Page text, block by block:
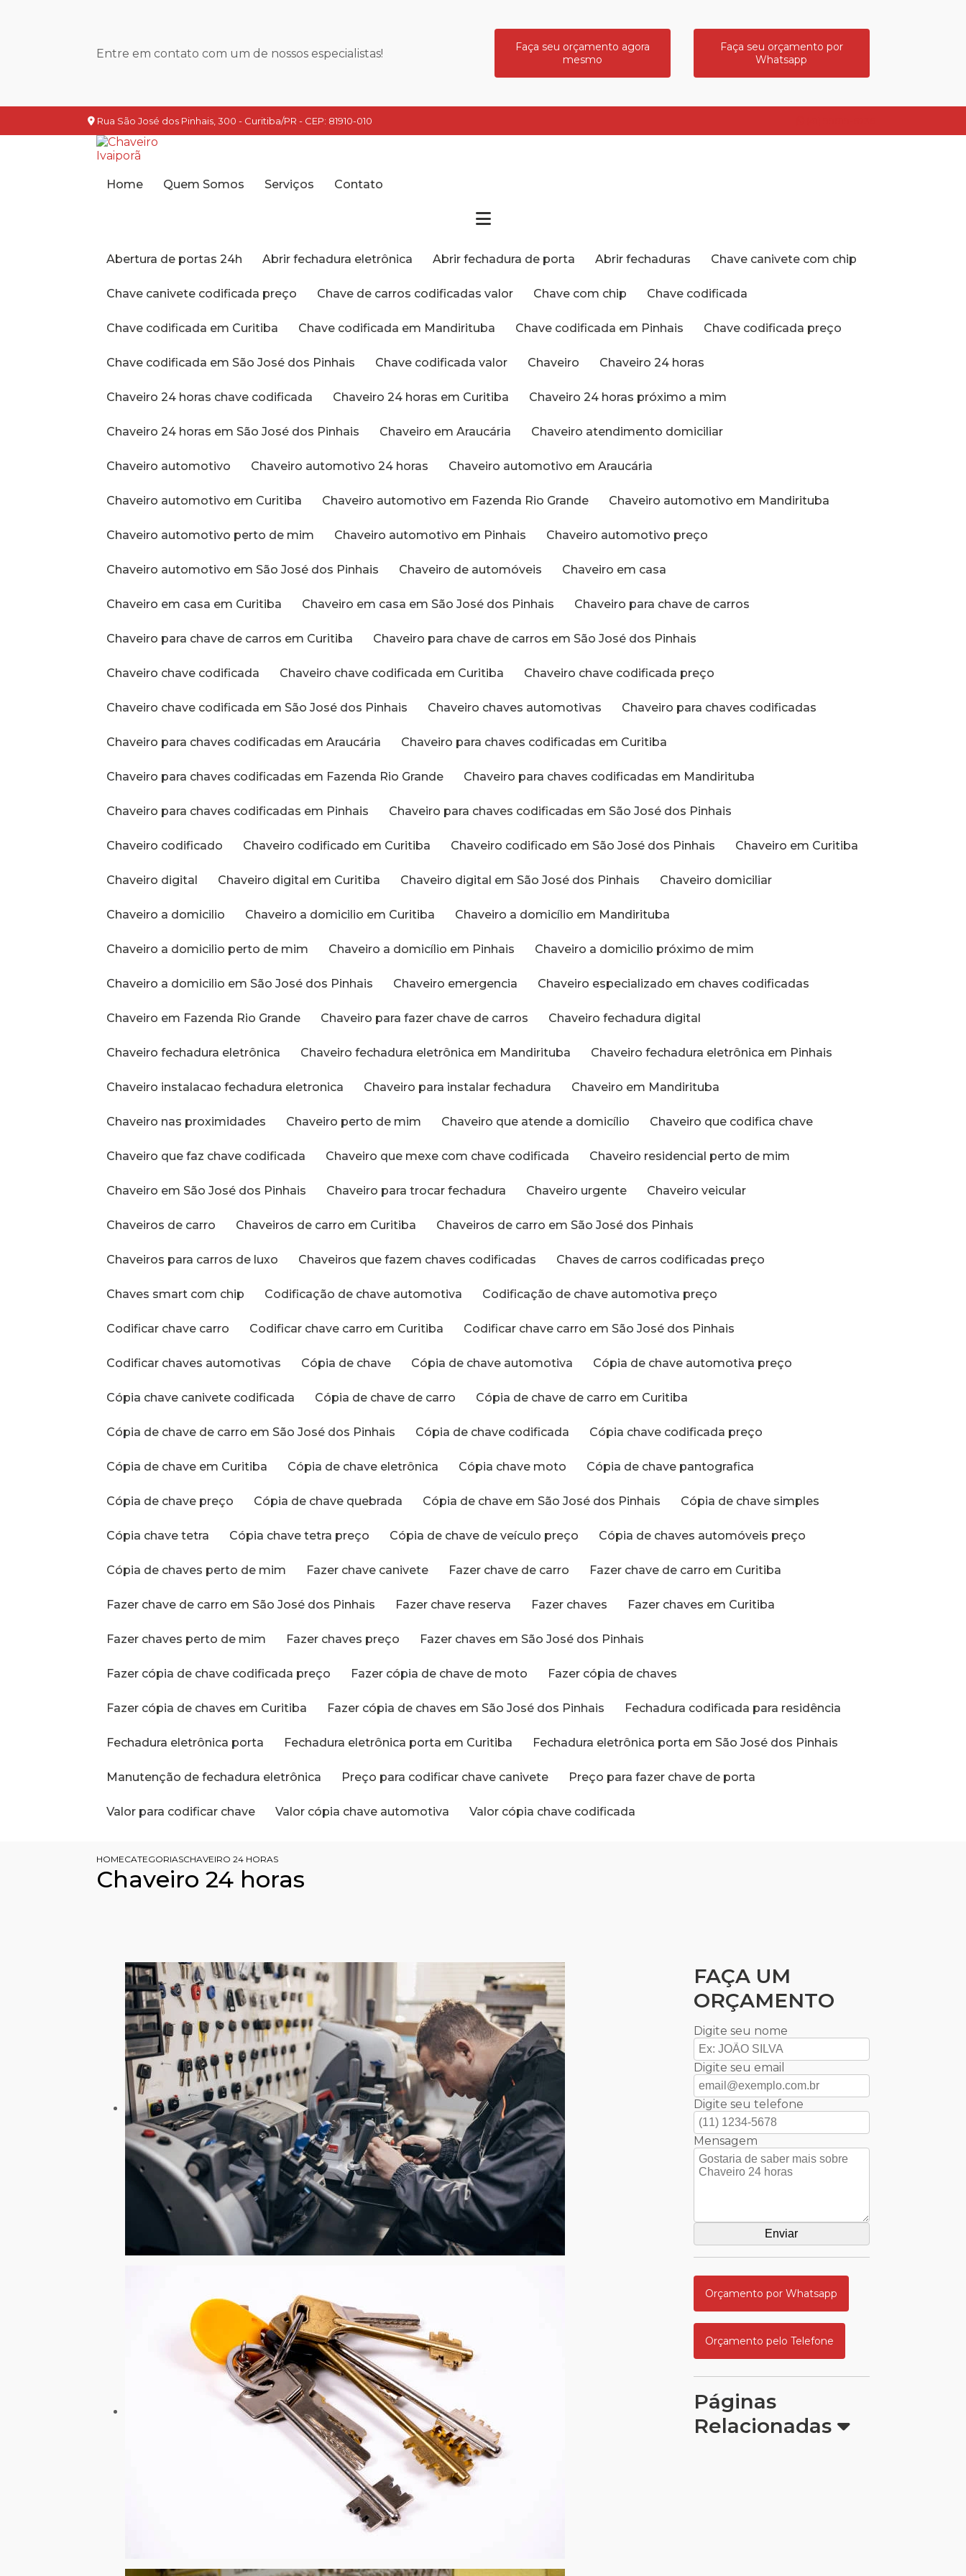
Entre em contato com um de nossos especialistas!
Faça seu orçamento agora
mesmo
Faça seu orçamento por
Whatsapp
Rua São José dos Pinhais, 300 - Curitiba/PR - CEP: 81910-010
Home Quem Somos Serviços Contato
Abertura de portas 24h Abrir fechadura eletrônica Abrir fechadura de porta Abrir fechaduras Chave canivete com chip
Chave canivete codificada preço Chave de carros codificadas valor Chave com chip Chave codificada
Chave codificada em Curitiba Chave codificada em Mandirituba Chave codificada em Pinhais Chave codificada preço
Chave codificada em São José dos Pinhais Chave codificada valor Chaveiro Chaveiro 24 horas
Chaveiro 24 horas chave codificada Chaveiro 24 horas em Curitiba Chaveiro 24 horas próximo a mim
Chaveiro 24 horas em São José dos Pinhais Chaveiro em Araucária Chaveiro atendimento domiciliar
Chaveiro automotivo Chaveiro automotivo 24 horas Chaveiro automotivo em Araucária
Chaveiro automotivo em Curitiba Chaveiro automotivo em Fazenda Rio Grande Chaveiro automotivo em Mandirituba
Chaveiro automotivo perto de mim Chaveiro automotivo em Pinhais Chaveiro automotivo preço
Chaveiro automotivo em São José dos Pinhais Chaveiro de automóveis Chaveiro em casa
Chaveiro em casa em Curitiba Chaveiro em casa em São José dos Pinhais Chaveiro para chave de carros
Chaveiro para chave de carros em Curitiba Chaveiro para chave de carros em São José dos Pinhais
Chaveiro chave codificada Chaveiro chave codificada em Curitiba Chaveiro chave codificada preço
Chaveiro chave codificada em São José dos Pinhais Chaveiro chaves automotivas Chaveiro para chaves codificadas
Chaveiro para chaves codificadas em Araucária Chaveiro para chaves codificadas em Curitiba
Chaveiro para chaves codificadas em Fazenda Rio Grande Chaveiro para chaves codificadas em Mandirituba
Chaveiro para chaves codificadas em Pinhais Chaveiro para chaves codificadas em São José dos Pinhais
Chaveiro codificado Chaveiro codificado em Curitiba Chaveiro codificado em São José dos Pinhais Chaveiro em Curitiba
Chaveiro digital Chaveiro digital em Curitiba Chaveiro digital em São José dos Pinhais Chaveiro domiciliar
Chaveiro a domicilio Chaveiro a domicilio em Curitiba Chaveiro a domicílio em Mandirituba
Chaveiro a domicilio perto de mim Chaveiro a domicílio em Pinhais Chaveiro a domicilio próximo de mim
Chaveiro a domicilio em São José dos Pinhais Chaveiro emergencia Chaveiro especializado em chaves codificadas
Chaveiro em Fazenda Rio Grande Chaveiro para fazer chave de carros Chaveiro fechadura digital
Chaveiro fechadura eletrônica Chaveiro fechadura eletrônica em Mandirituba Chaveiro fechadura eletrônica em Pinhais
Chaveiro instalacao fechadura eletronica Chaveiro para instalar fechadura Chaveiro em Mandirituba
Chaveiro nas proximidades Chaveiro perto de mim Chaveiro que atende a domicílio Chaveiro que codifica chave
Chaveiro que faz chave codificada Chaveiro que mexe com chave codificada Chaveiro residencial perto de mim
Chaveiro em São José dos Pinhais Chaveiro para trocar fechadura Chaveiro urgente Chaveiro veicular
Chaveiros de carro Chaveiros de carro em Curitiba Chaveiros de carro em São José dos Pinhais
Chaveiros para carros de luxo Chaveiros que fazem chaves codificadas Chaves de carros codificadas preço
Chaves smart com chip Codificação de chave automotiva Codificação de chave automotiva preço
Codificar chave carro Codificar chave carro em Curitiba Codificar chave carro em São José dos Pinhais
Codificar chaves automotivas Cópia de chave Cópia de chave automotiva Cópia de chave automotiva preço
Cópia chave canivete codificada Cópia de chave de carro Cópia de chave de carro em Curitiba
Cópia de chave de carro em São José dos Pinhais Cópia de chave codificada Cópia chave codificada preço
Cópia de chave em Curitiba Cópia de chave eletrônica Cópia chave moto Cópia de chave pantografica
Cópia de chave preço Cópia de chave quebrada Cópia de chave em São José dos Pinhais Cópia de chave simples
Cópia chave tetra Cópia chave tetra preço Cópia de chave de veículo preço Cópia de chaves automóveis preço
Cópia de chaves perto de mim Fazer chave canivete Fazer chave de carro Fazer chave de carro em Curitiba
Fazer chave de carro em São José dos Pinhais Fazer chave reserva Fazer chaves Fazer chaves em Curitiba
Fazer chaves perto de mim Fazer chaves preço Fazer chaves em São José dos Pinhais
Fazer cópia de chave codificada preço Fazer cópia de chave de moto Fazer cópia de chaves
Fazer cópia de chaves em Curitiba Fazer cópia de chaves em São José dos Pinhais Fechadura codificada para residência
Fechadura eletrônica porta Fechadura eletrônica porta em Curitiba Fechadura eletrônica porta em São José dos Pinhais
Manutenção de fechadura eletrônica Preço para codificar chave canivete Preço para fazer chave de porta
Valor para codificar chave Valor cópia chave automotiva Valor cópia chave codificada
HOMECATEGORIASCHAVEIRO 24 HORAS
Chaveiro 24 horas
FAÇA UM
ORÇAMENTO
Digite seu nome
Digite seu email
Digite seu telefone
Mensagem
Orçamento por Whatsapp
Orçamento pelo Telefone
Páginas
Relacionadas